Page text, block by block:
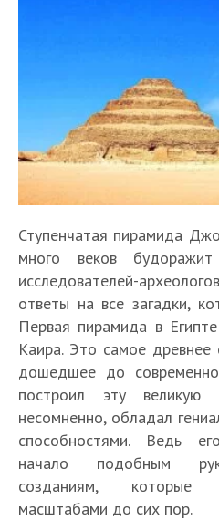
Ступенчатая пирамида
много веков
исследователей-
ответы на все загадки,
Первая пирамида в
Каира. Это самое древнее
дошедшее до
построил эту великую
несомненно, обладал
способностями. Ведь
начало подобным
созданиям, которые
масштабами до сих пор.